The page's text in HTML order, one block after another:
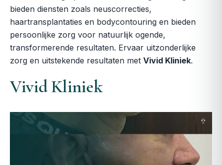
bieden diensten zoals neuscorrecties,
haartransplantaties en bodycontouring en bieden
persoonlijke zorg voor natuurlijk ogende,
transformerende resultaten. Ervaar uitzonderlijke
zorg en uitstekende resultaten met Vivid Kliniek.
Vivid Kliniek